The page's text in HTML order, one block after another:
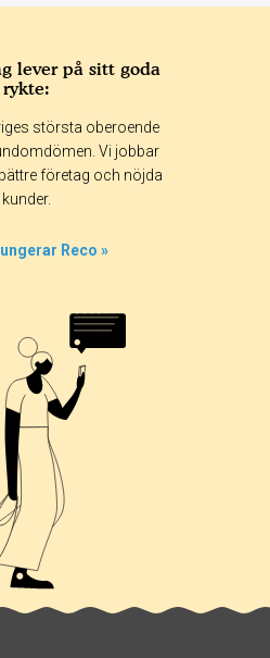
lever på sitt goda
rykte:
största oberoende
Vi jobbar
företag och nöjda
kunder.
Reco »